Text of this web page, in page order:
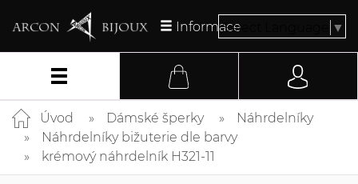
InformaceSelect Language ▼
Úvod Dámské šperky
Náhrdelníky
Náhrdelníky bižuterie dle barvy
krémový náhrdelník H321-11